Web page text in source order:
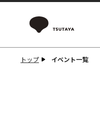
トップ イベント一覧